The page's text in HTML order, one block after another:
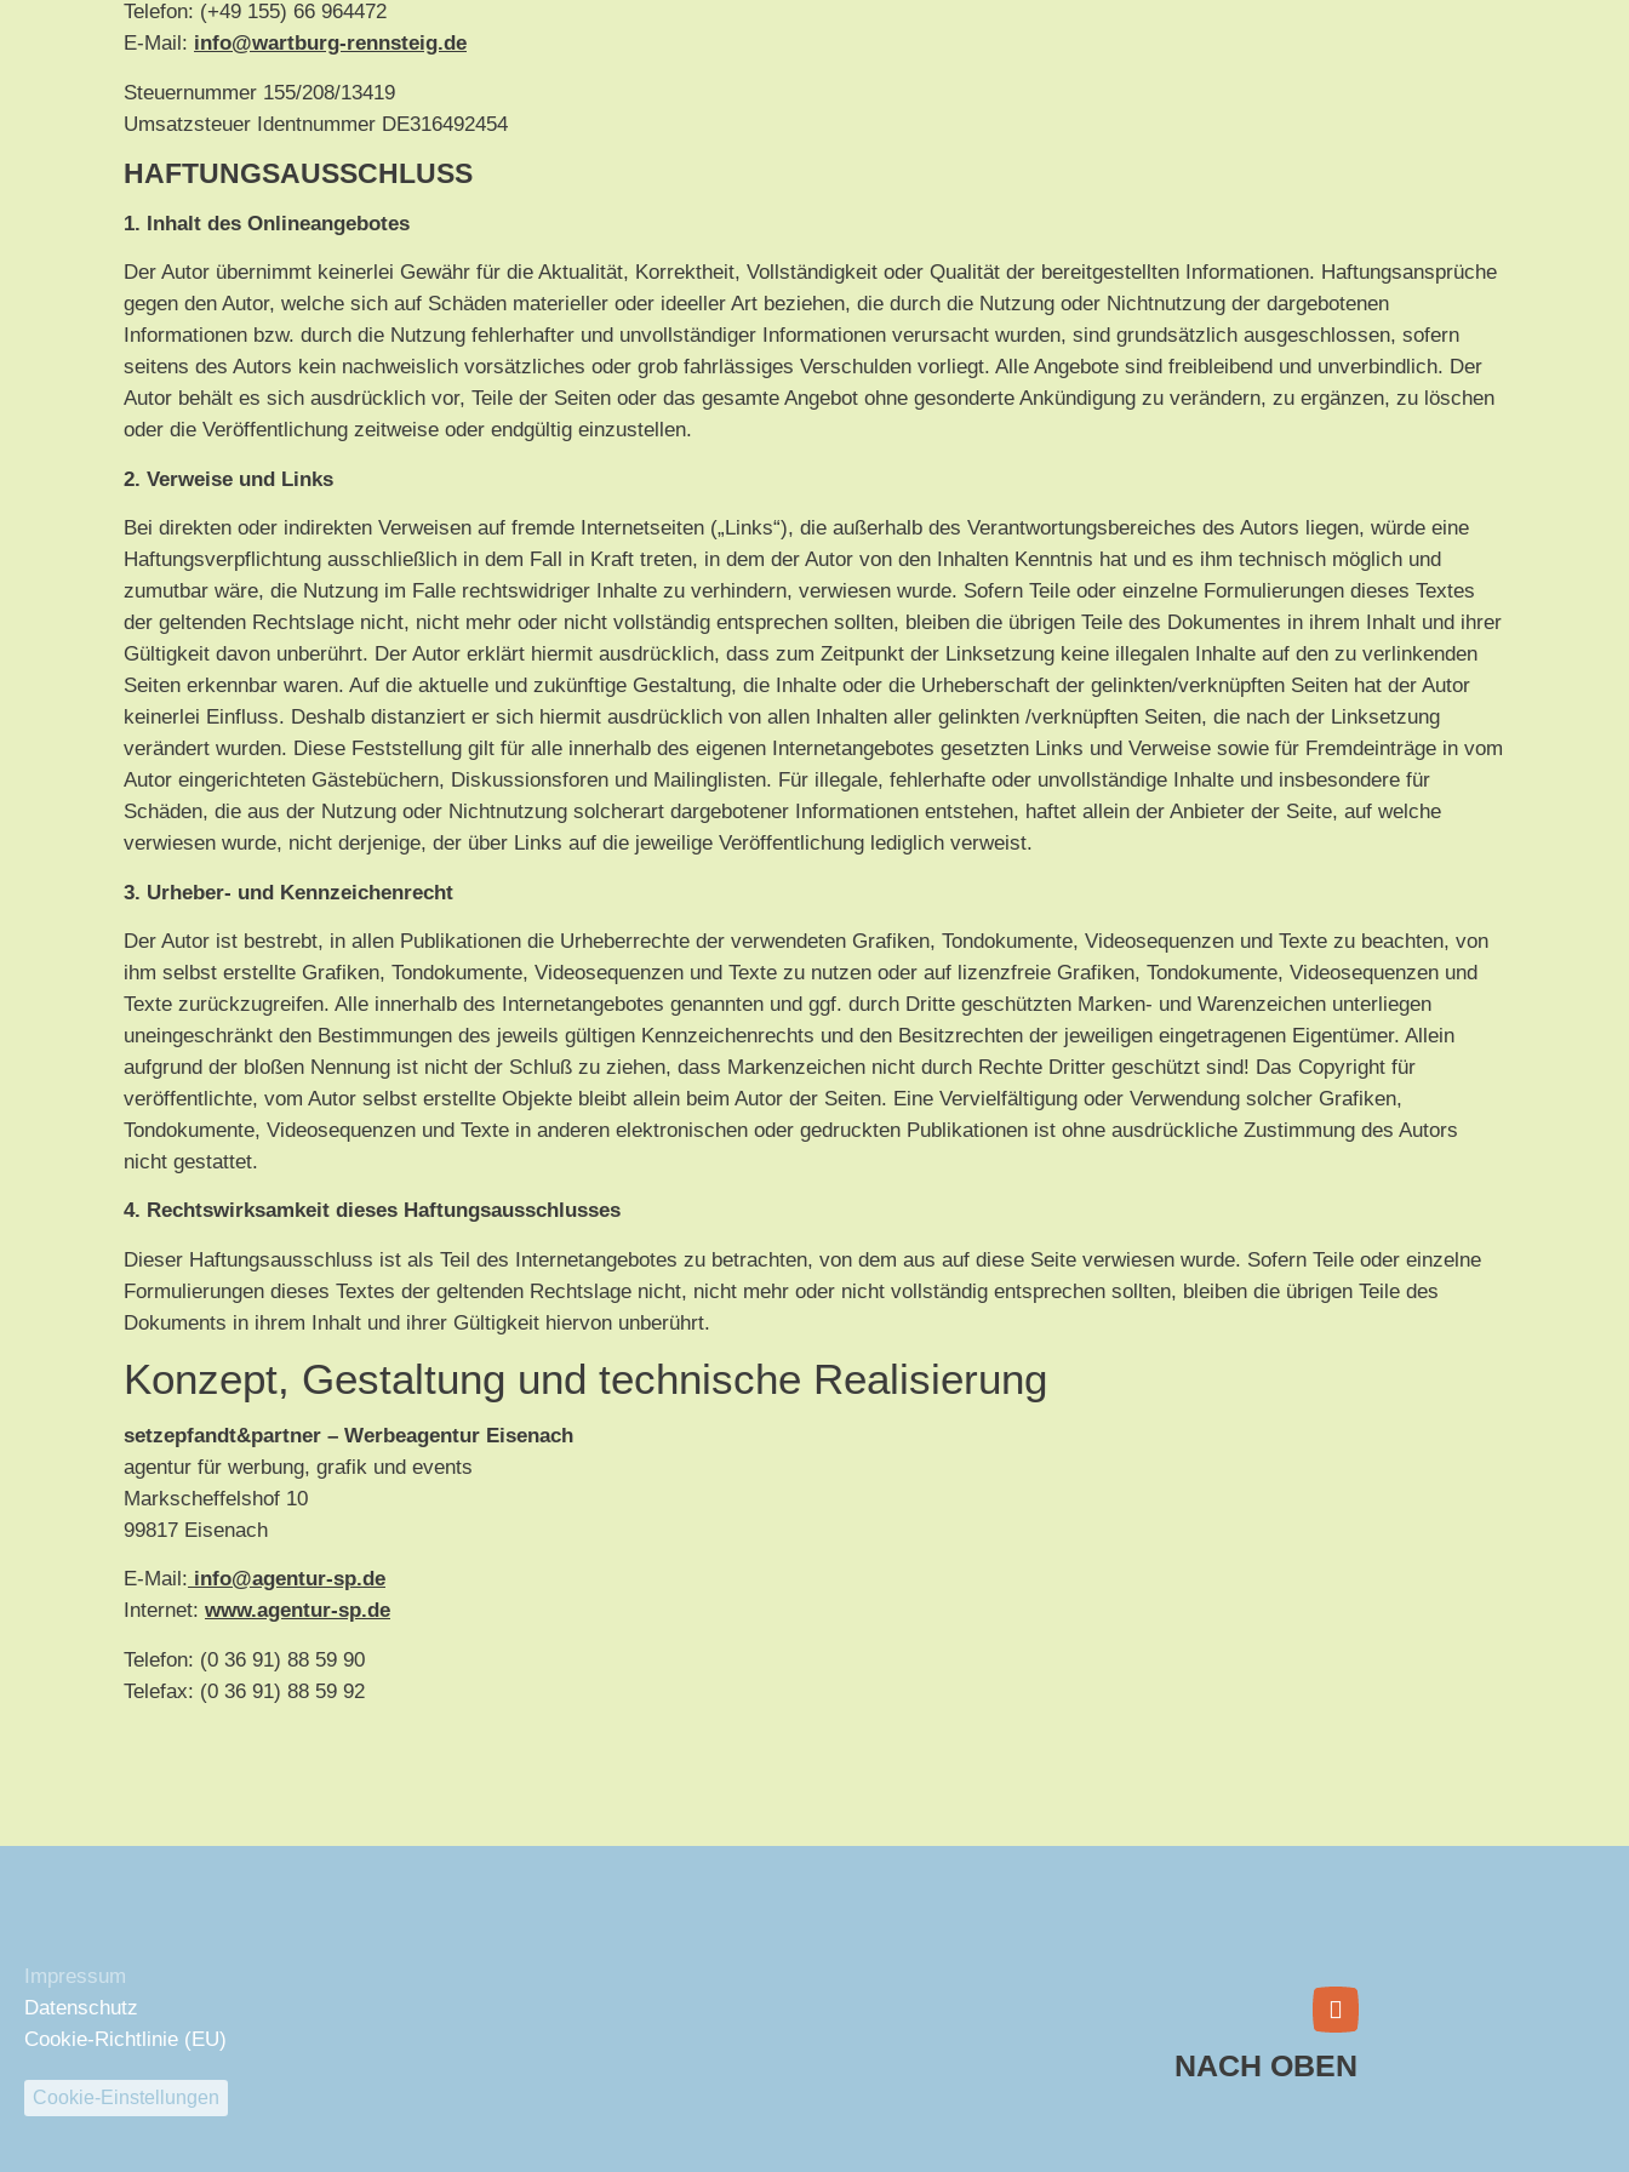
Telefon: (+49 155) 66 964472
E-Mail: info@wartburg-rennsteig.de
Steuernummer 155/208/13419
Umsatzsteuer Identnummer DE316492454
HAFTUNGSAUSSCHLUSS
1. Inhalt des Onlineangebotes
Der Autor übernimmt keinerlei Gewähr für die Aktualität, Korrektheit, Vollständigkeit oder Qualität der bereitgestellten Informationen. Haftungsansprüche
gegen den Autor, welche sich auf Schäden materieller oder ideeller Art beziehen, die durch die Nutzung oder Nichtnutzung der dargebotenen
Informationen bzw. durch die Nutzung fehlerhafter und unvollständiger Informationen verursacht wurden, sind grundsätzlich ausgeschlossen, sofern
seitens des Autors kein nachweislich vorsätzliches oder grob fahrlässiges Verschulden vorliegt. Alle Angebote sind freibleibend und unverbindlich. Der
Autor behält es sich ausdrücklich vor, Teile der Seiten oder das gesamte Angebot ohne gesonderte Ankündigung zu verändern, zu ergänzen, zu löschen
oder die Veröffentlichung zeitweise oder endgültig einzustellen.
2. Verweise und Links
Bei direkten oder indirekten Verweisen auf fremde Internetseiten („Links“), die außerhalb des Verantwortungsbereiches des Autors liegen, würde eine
Haftungsverpflichtung ausschließlich in dem Fall in Kraft treten, in dem der Autor von den Inhalten Kenntnis hat und es ihm technisch möglich und
zumutbar wäre, die Nutzung im Falle rechtswidriger Inhalte zu verhindern, verwiesen wurde. Sofern Teile oder einzelne Formulierungen dieses Textes
der geltenden Rechtslage nicht, nicht mehr oder nicht vollständig entsprechen sollten, bleiben die übrigen Teile des Dokumentes in ihrem Inhalt und ihrer
Gültigkeit davon unberührt. Der Autor erklärt hiermit ausdrücklich, dass zum Zeitpunkt der Linksetzung keine illegalen Inhalte auf den zu verlinkenden
Seiten erkennbar waren. Auf die aktuelle und zukünftige Gestaltung, die Inhalte oder die Urheberschaft der gelinkten/verknüpften Seiten hat der Autor
keinerlei Einfluss. Deshalb distanziert er sich hiermit ausdrücklich von allen Inhalten aller gelinkten /verknüpften Seiten, die nach der Linksetzung
verändert wurden. Diese Feststellung gilt für alle innerhalb des eigenen Internetangebotes gesetzten Links und Verweise sowie für Fremdeinträge in vom
Autor eingerichteten Gästebüchern, Diskussionsforen und Mailinglisten. Für illegale, fehlerhafte oder unvollständige Inhalte und insbesondere für
Schäden, die aus der Nutzung oder Nichtnutzung solcherart dargebotener Informationen entstehen, haftet allein der Anbieter der Seite, auf welche
verwiesen wurde, nicht derjenige, der über Links auf die jeweilige Veröffentlichung lediglich verweist.
3. Urheber- und Kennzeichenrecht
Der Autor ist bestrebt, in allen Publikationen die Urheberrechte der verwendeten Grafiken, Tondokumente, Videosequenzen und Texte zu beachten, von
ihm selbst erstellte Grafiken, Tondokumente, Videosequenzen und Texte zu nutzen oder auf lizenzfreie Grafiken, Tondokumente, Videosequenzen und
Texte zurückzugreifen. Alle innerhalb des Internetangebotes genannten und ggf. durch Dritte geschützten Marken- und Warenzeichen unterliegen
uneingeschränkt den Bestimmungen des jeweils gültigen Kennzeichenrechts und den Besitzrechten der jeweiligen eingetragenen Eigentümer. Allein
aufgrund der bloßen Nennung ist nicht der Schluß zu ziehen, dass Markenzeichen nicht durch Rechte Dritter geschützt sind! Das Copyright für
veröffentlichte, vom Autor selbst erstellte Objekte bleibt allein beim Autor der Seiten. Eine Vervielfältigung oder Verwendung solcher Grafiken,
Tondokumente, Videosequenzen und Texte in anderen elektronischen oder gedruckten Publikationen ist ohne ausdrückliche Zustimmung des Autors
nicht gestattet.
4. Rechtswirksamkeit dieses Haftungsausschlusses
Dieser Haftungsausschluss ist als Teil des Internetangebotes zu betrachten, von dem aus auf diese Seite verwiesen wurde. Sofern Teile oder einzelne
Formulierungen dieses Textes der geltenden Rechtslage nicht, nicht mehr oder nicht vollständig entsprechen sollten, bleiben die übrigen Teile des
Dokuments in ihrem Inhalt und ihrer Gültigkeit hiervon unberührt.
Konzept, Gestaltung und technische Realisierung
setzepfandt&partner – Werbeagentur Eisenach
agentur für werbung, grafik und events
Markscheffelshof 10
99817 Eisenach
E-Mail: info@agentur-sp.de
Internet: www.agentur-sp.de
Telefon: (0 36 91) 88 59 90
Telefax: (0 36 91) 88 59 92
Impressum
Datenschutz
Cookie-Richtlinie (EU)
Cookie-Einstellungen
NACH OBEN